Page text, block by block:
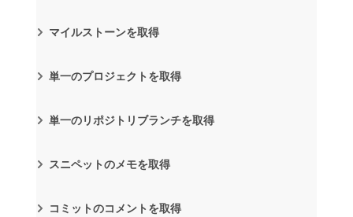
マイルストーンを取得
単一のプロジェクトを取得
単一のリポジトリブランチを取得
スニペットのメモを取得
コミットのコメントを取得